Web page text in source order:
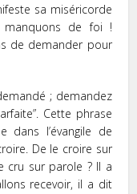
sa miséricorde
manquons de foi !
de demander pour
; demandez
Cette phrase
dans l’évangile de
De le croire sur
cru sur parole ? Il a
recevoir, il a dit